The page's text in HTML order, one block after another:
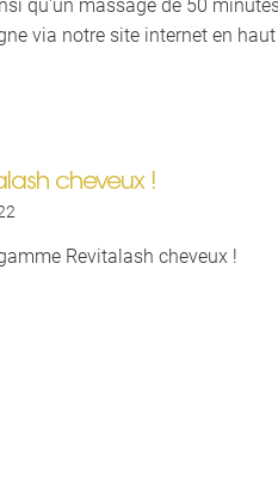
qu'un massage de 50
via notre site internet en
cheveux !
Revitalash cheveux !